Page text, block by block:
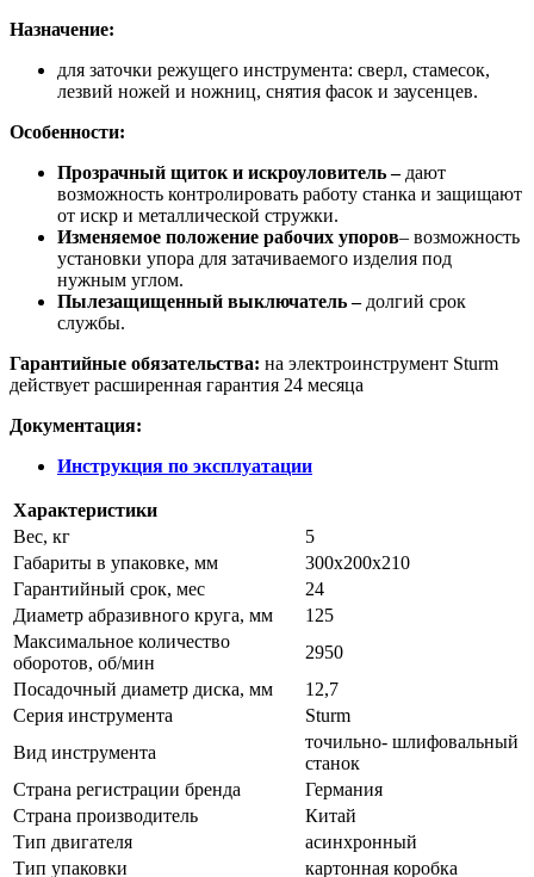
Назначение:
для заточки режущего инструмента: сверл, стамесок,
лезвий ножей и ножниц, снятия фасок и заусенцев.
Особенности:
Прозрачный щиток и искроуловитель – дают
возможность контролировать работу станка и защищают
от искр и металлической стружки.
Изменяемое положение рабочих упоров– возможность
установки упора для затачиваемого изделия под
нужным углом.
Пылезащищенный выключатель – долгий срок
службы.
Гарантийные обязательства: на электроинструмент Sturm
действует расширенная гарантия 24 месяца
Документация:
Инструкция по эксплуатации
Характеристики
Вес, кг
5
Габариты в упаковке, мм
300х200х210
Гарантийный срок, мес
24
Диаметр абразивного круга, мм
125
Максимальное количество
оборотов, об/мин
2950
Посадочный диаметр диска, мм
12,7
Серия инструмента
Sturm
Вид инструмента
точильно- шлифовальный
станок
Страна регистрации бренда
Германия
Страна производитель
Китай
Тип двигателя
асинхронный
Тип упаковки
картонная коробка